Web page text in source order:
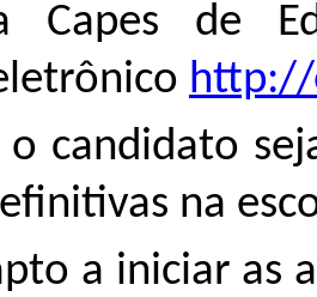
Capes de
http://
o candidato
na
a iniciar as